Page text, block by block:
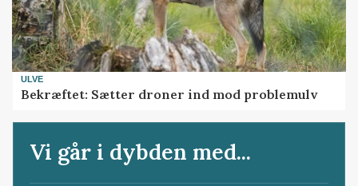
ULVE
Bekræftet: Sætter droner ind mod problemulv
Vi går i dybden med...